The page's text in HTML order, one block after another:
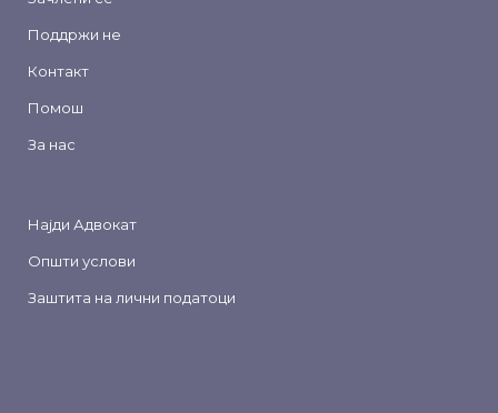
Поддржи не
Контакт
Помош
За нас
Најди Адвокат
Општи услови
Заштита на лични податоци